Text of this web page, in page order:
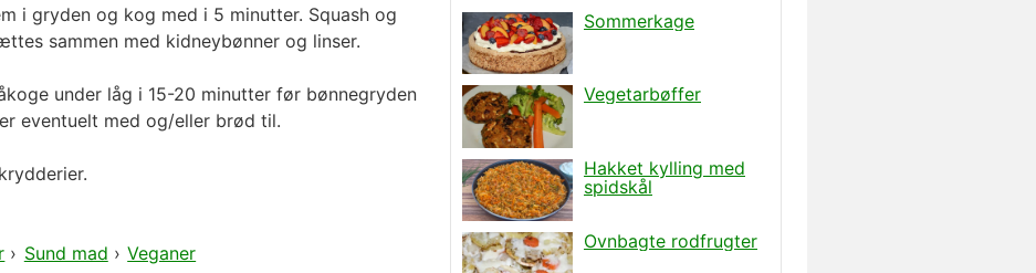
i gryden og kog med i 5 minutter. Squash og
sammen med kidneybønner og linser.
under låg i 15-20 minutter før bønnegryden
eventuelt med og/eller brød til.
› Sund mad › Veganer